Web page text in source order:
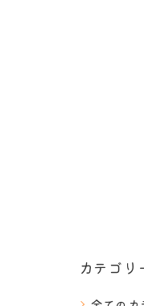
カテゴリ